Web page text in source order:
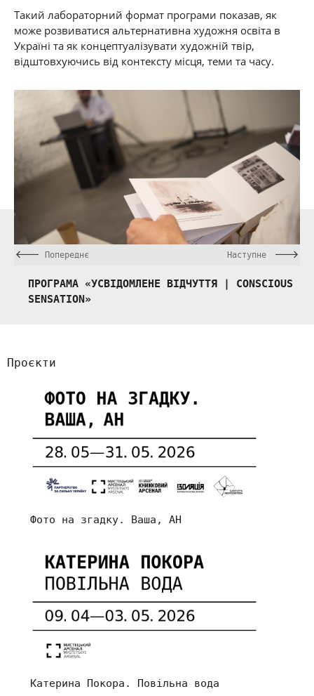
Такий лабораторний формат програми показав, як
може розвиватися альтернативна художня освіта в
Україні та як концептуалізувати художній твір,
відштовхуючись від контексту місця, теми та часу.
Наступне
Попереднє
ПРОГРАМА «УСВІДОМЛЕНЕ ВІДЧУТТЯ | CONSCIOUS
SENSATION»
Проєкти
Фото на згадку. Ваша, АН
Катерина Покора. Повільна вода